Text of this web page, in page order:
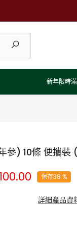
新年限時
參) 10條 便攜
保存38 %
記載，人參能「大補
不單只能促進細胞的
詳細產品資